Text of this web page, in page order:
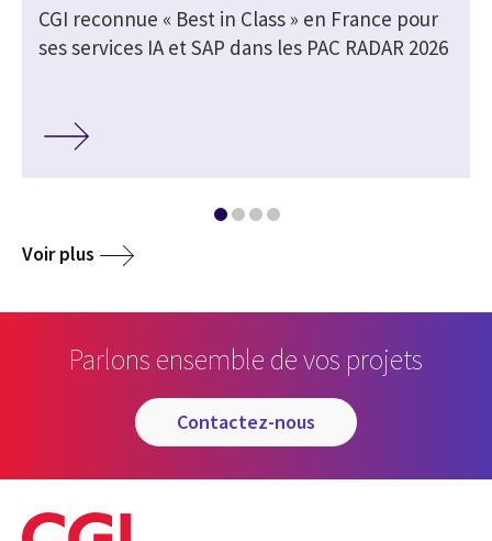
CGI reconnue « Best in Class » en France pour
ses services IA et SAP dans les PAC RADAR 2026
Voir plus
Parlons ensemble de vos projets
contactez-nous